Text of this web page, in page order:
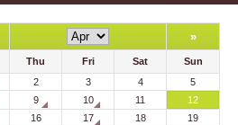
»
Thu Fri Sat
Sun
2 3 4
5
9 10 11
12
16 17 18
19